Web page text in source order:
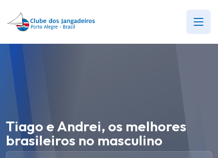
Tiago e Andrei, os melhores
brasileiros no masculino